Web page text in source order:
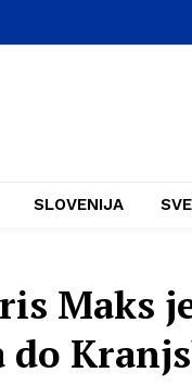
SLOVENIJA
Maks
do